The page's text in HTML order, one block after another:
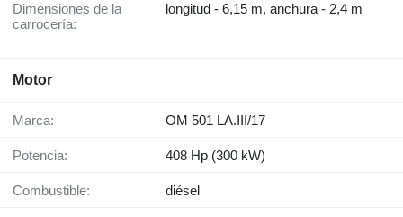
Dimensiones de la
carrocería:
longitud - 6,15 m, anchura - 2,4 m
Motor
Marca: OM 501 LA.III/17
Potencia: 408 Hp (300 kW)
Combustible: diésel